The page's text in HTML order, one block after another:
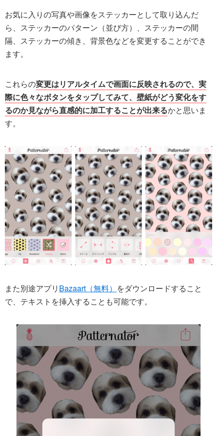
お気に入りの写真や画像をステッカーとして取り込んだ
ら、ステッカーのパターン（並び方）、ステッカーの間
隔、ステッカーの傾き、背景色などを変更することができ
ます。
これらの変更はリアルタイムで画面に反映されるので、実
際に色々なボタンをタップしてみて、壁紙がどう変化をす
るのか見ながら直感的に加工することが出来るかと思いま
す。
また別途アプリ Bazaart（無料） をダウンロードすること
で、テキストを挿入することも可能です。